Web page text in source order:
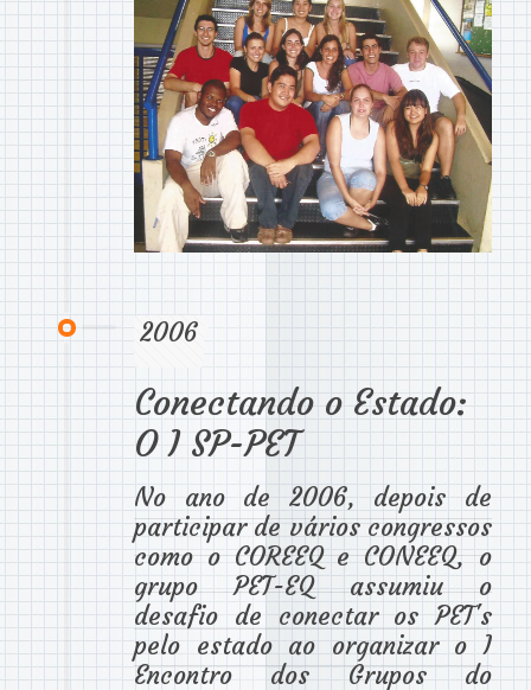
2006
Conectando o Estado:
O I SP-PET
No ano de 2006, depois de
participar de vários congressos
como o COREEQ e CONEEQ, o
grupo PET-EQ assumiu o
desafio de conectar os PET's
pelo estado ao organizar o I
Encontro dos Grupos do